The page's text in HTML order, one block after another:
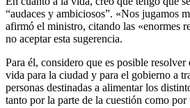
“audaces y ambiciosos”. «Nos jugamos
afirmó el ministro, citando las «enormes
no aceptar esta sugerencia.
Para él, considero que es posible resolver
vida para la ciudad y para el gobierno a
personas destinadas a alimentar los
tanto por la parte de la cuestión como